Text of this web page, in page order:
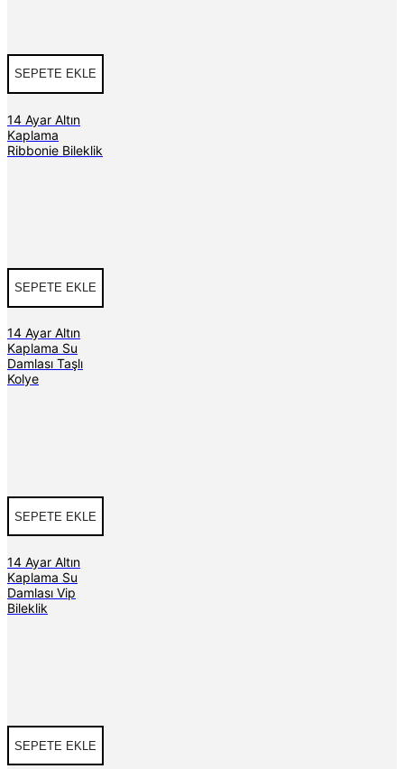
SEPETE EKLE
14 Ayar Altın
Kaplama
Ribbonie Bileklik
SEPETE EKLE
14 Ayar Altın
Kaplama Su
Damlası Taşlı
Kolye
SEPETE EKLE
14 Ayar Altın
Kaplama Su
Damlası Vip
Bileklik
SEPETE EKLE